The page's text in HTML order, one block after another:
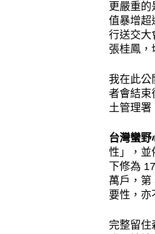
更嚴重
值暴增超
行送交大
張桂鳳，
我在此公
者會結束
土管理署
台灣蠻野
性」，並
下修為
萬戶，第
要性，亦
完整留住